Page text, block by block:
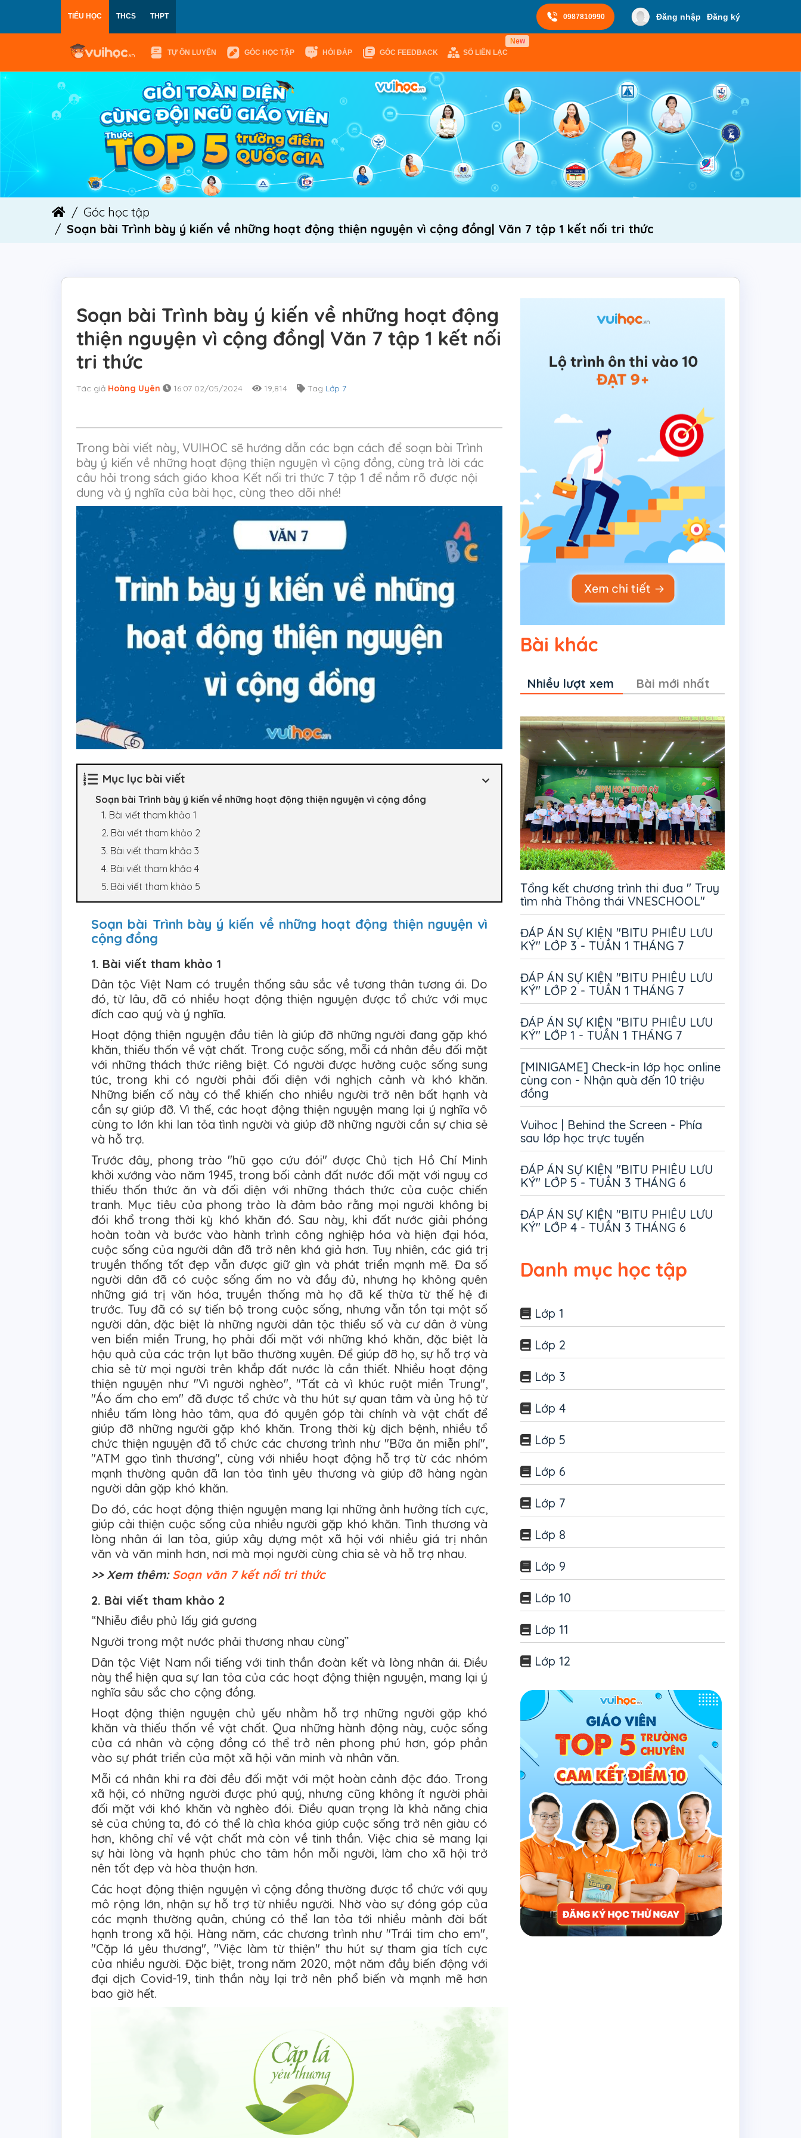
TIỂU HỌC THCS THPT 0987810990 Đăng nhập Đăng ký
TỰ ÔN LUYỆN GÓC HỌC TẬP HỎI ĐÁP GÓC FEEDBACK SỔ LIÊN LẠC
New
Góc học tập
Soạn bài Trình bày ý kiến về những hoạt động thiện nguyện vì cộng đồng| Văn 7 tập 1 kết nối tri thức
Soạn bài Trình bày ý kiến về những hoạt động
thiện nguyện vì cộng đồng| Văn 7 tập 1 kết nối
tri thức
Tác giả Hoàng Uyên 16:07 02/05/2024 19,814 Tag Lớp 7
Trong bài viết này, VUIHOC sẽ hướng dẫn các bạn cách để soạn bài Trình
bày ý kiến về những hoạt động thiện nguyện vì cộng đồng, cùng trả lời các
câu hỏi trong sách giáo khoa Kết nối tri thức 7 tập 1 để nắm rõ được nội
dung và ý nghĩa của bài học, cùng theo dõi nhé!
Mục lục bài viết
Soạn bài Trình bày ý kiến về những hoạt động thiện nguyện vì cộng đồng
1. Bài viết tham khảo 1
2. Bài viết tham khảo 2
3. Bài viết tham khảo 3
4. Bài viết tham khảo 4
5. Bài viết tham khảo 5
Soạn bài Trình bày ý kiến về những hoạt động thiện nguyện vì
cộng đồng
1. Bài viết tham khảo 1
Dân tộc Việt Nam có truyền thống sâu sắc về tương thân tương ái. Do
đó, từ lâu, đã có nhiều hoạt động thiện nguyện được tổ chức với mục
đích cao quý và ý nghĩa.
Hoạt động thiện nguyện đầu tiên là giúp đỡ những người đang gặp khó
khăn, thiếu thốn về vật chất. Trong cuộc sống, mỗi cá nhân đều đối mặt
với những thách thức riêng biệt. Có người được hưởng cuộc sống sung
túc, trong khi có người phải đối diện với nghịch cảnh và khó khăn.
Những biến cố này có thể khiến cho nhiều người trở nên bất hạnh và
cần sự giúp đỡ. Vì thế, các hoạt động thiện nguyện mang lại ý nghĩa vô
cùng to lớn khi lan tỏa tình người và giúp đỡ những người cần sự chia sẻ
và hỗ trợ.
Trước đây, phong trào "hũ gạo cứu đói" được Chủ tịch Hồ Chí Minh
khởi xướng vào năm 1945, trong bối cảnh đất nước đối mặt với nguy cơ
thiếu thốn thức ăn và đối diện với những thách thức của cuộc chiến
tranh. Mục tiêu của phong trào là đảm bảo rằng mọi người không bị
đói khổ trong thời kỳ khó khăn đó. Sau này, khi đất nước giải phóng
hoàn toàn và bước vào hành trình công nghiệp hóa và hiện đại hóa,
cuộc sống của người dân đã trở nên khá giả hơn. Tuy nhiên, các giá trị
truyền thống tốt đẹp vẫn được giữ gìn và phát triển mạnh mẽ. Đa số
người dân đã có cuộc sống ấm no và đầy đủ, nhưng họ không quên
những giá trị văn hóa, truyền thống mà họ đã kế thừa từ thế hệ đi
trước. Tuy đã có sự tiến bộ trong cuộc sống, nhưng vẫn tồn tại một số
người dân, đặc biệt là những người dân tộc thiểu số và cư dân ở vùng
ven biển miền Trung, họ phải đối mặt với những khó khăn, đặc biệt là
hậu quả của các trận lụt bão thường xuyên. Để giúp đỡ họ, sự hỗ trợ và
chia sẻ từ mọi người trên khắp đất nước là cần thiết. Nhiều hoạt động
thiện nguyện như "Vì người nghèo", "Tất cả vì khúc ruột miền Trung",
"Áo ấm cho em" đã được tổ chức và thu hút sự quan tâm và ủng hộ từ
nhiều tấm lòng hảo tâm, qua đó quyên góp tài chính và vật chất để
giúp đỡ những người gặp khó khăn. Trong thời kỳ dịch bệnh, nhiều tổ
chức thiện nguyện đã tổ chức các chương trình như "Bữa ăn miễn phí",
"ATM gạo tình thương", cùng với nhiều hoạt động hỗ trợ từ các nhóm
mạnh thường quân đã lan tỏa tình yêu thương và giúp đỡ hàng ngàn
người dân gặp khó khăn.
Do đó, các hoạt động thiện nguyện mang lại những ảnh hưởng tích cực,
giúp cải thiện cuộc sống của nhiều người gặp khó khăn. Tình thương và
lòng nhân ái lan tỏa, giúp xây dựng một xã hội với nhiều giá trị nhân
văn và văn minh hơn, nơi mà mọi người cùng chia sẻ và hỗ trợ nhau.
>> Xem thêm: Soạn văn 7 kết nối tri thức
2. Bài viết tham khảo 2
“Nhiễu điều phủ lấy giá gương
Người trong một nước phải thương nhau cùng”
Dân tộc Việt Nam nổi tiếng với tinh thần đoàn kết và lòng nhân ái. Điều
này thể hiện qua sự lan tỏa của các hoạt động thiện nguyện, mang lại ý
nghĩa sâu sắc cho cộng đồng.
Hoạt động thiện nguyện chủ yếu nhằm hỗ trợ những người gặp khó
khăn và thiếu thốn về vật chất. Qua những hành động này, cuộc sống
của cá nhân và cộng đồng có thể trở nên phong phú hơn, góp phần
vào sự phát triển của một xã hội văn minh và nhân văn.
Mỗi cá nhân khi ra đời đều đối mặt với một hoàn cảnh độc đáo. Trong
xã hội, có những người được phú quý, nhưng cũng không ít người phải
đối mặt với khó khăn và nghèo đói. Điều quan trọng là khả năng chia
sẻ của chúng ta, đó có thể là chìa khóa giúp cuộc sống trở nên giàu có
hơn, không chỉ về vật chất mà còn về tinh thần. Việc chia sẻ mang lại
sự hài lòng và hạnh phúc cho tâm hồn mỗi người, làm cho xã hội trở
nên tốt đẹp và hòa thuận hơn.
Các hoạt động thiện nguyện vì cộng đồng thường được tổ chức với quy
mô rộng lớn, nhận sự hỗ trợ từ nhiều người. Nhờ vào sự đóng góp của
các mạnh thường quân, chúng có thể lan tỏa tới nhiều mảnh đời bất
hạnh trong xã hội. Hàng năm, các chương trình như "Trái tim cho em",
"Cặp lá yêu thương", "Việc làm từ thiện" thu hút sự tham gia tích cực
của nhiều người. Đặc biệt, trong năm 2020, một năm đầy biến động với
đại dịch Covid-19, tinh thần này lại trở nên phổ biến và mạnh mẽ hơn
bao giờ hết.
Bài khác
Nhiều lượt xem Bài mới nhất
Tổng kết chương trình thi đua " Truy
tìm nhà Thông thái VNESCHOOL"
ĐÁP ÁN SỰ KIỆN "BITU PHIÊU LƯU
KÝ" LỚP 3 - TUẦN 1 THÁNG 7
ĐÁP ÁN SỰ KIỆN "BITU PHIÊU LƯU
KÝ" LỚP 2 - TUẦN 1 THÁNG 7
ĐÁP ÁN SỰ KIỆN "BITU PHIÊU LƯU
KÝ" LỚP 1 - TUẦN 1 THÁNG 7
[MINIGAME] Check-in lớp học online
cùng con - Nhận quà đến 10 triệu
đồng
Vuihoc | Behind the Screen - Phía
sau lớp học trực tuyến
ĐÁP ÁN SỰ KIỆN "BITU PHIÊU LƯU
KÝ" LỚP 5 - TUẦN 3 THÁNG 6
ĐÁP ÁN SỰ KIỆN "BITU PHIÊU LƯU
KÝ" LỚP 4 - TUẦN 3 THÁNG 6
Danh mục học tập
Lớp 1
Lớp 2
Lớp 3
Lớp 4
Lớp 5
Lớp 6
Lớp 7
Lớp 8
Lớp 9
Lớp 10
Lớp 11
Lớp 12